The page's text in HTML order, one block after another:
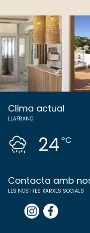
Clima actual
LLAFRANC
24ºC
Contacta amb
LES NOSTRES XARXES SOCIALS